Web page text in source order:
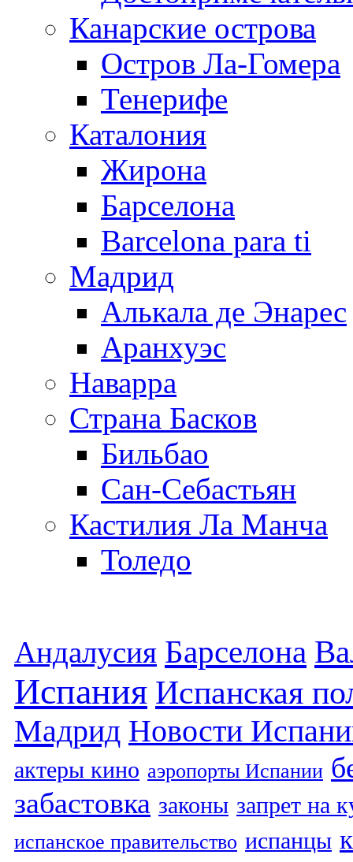
Канарские острова
Остров Ла-Гомера
Тенерифе
Каталония
Жирона
Барселона
Barcelona para ti
Мадрид
Алькала де Энарес
Аранхуэс
Наварра
Страна Басков
Бильбао
Сан-Себастьян
Кастилия Ла Манча
Толедо
Андалусия Барселона
Испания Испанская
Мадрид Новости
актеры кино аэропорты Испании
забастовка законы запрет на
испанское правительство испанцы